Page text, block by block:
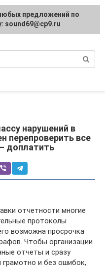
нарушений в
перепроверить все
доплатить
отчетности многие
протоколы
возможна просрочка
Чтобы организации
отчеты и сразу
и без ошибок,
предложений по
sound69@cp9.ru